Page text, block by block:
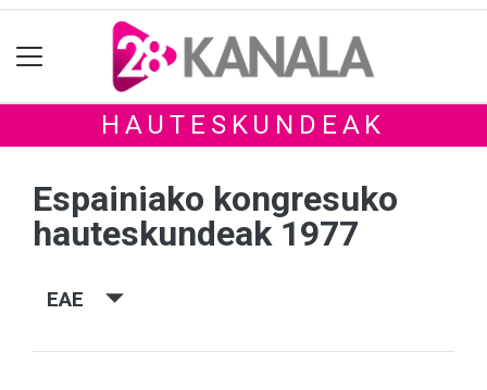
HAUTESKUNDEAK
Espainiako kongresuko
hauteskundeak 1977
EAE